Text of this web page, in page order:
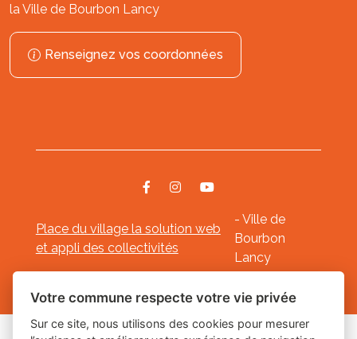
la Ville de Bourbon Lancy
Renseignez vos coordonnées
Place du village la solution web
et appli des collectivités
- Ville de
Bourbon
Lancy
Mentions légales-- Gestion des cookies
Votre commune respecte votre vie privée
Sur ce site, nous utilisons des cookies pour mesurer